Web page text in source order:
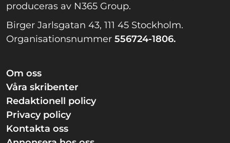
produceras av N365 Group.
Birger Jarlsgatan 43, 111 45 Stockholm.
Organisationsnummer 556724-1806.
Om oss
Våra skribenter
Redaktionell policy
Privacy policy
Kontakta oss